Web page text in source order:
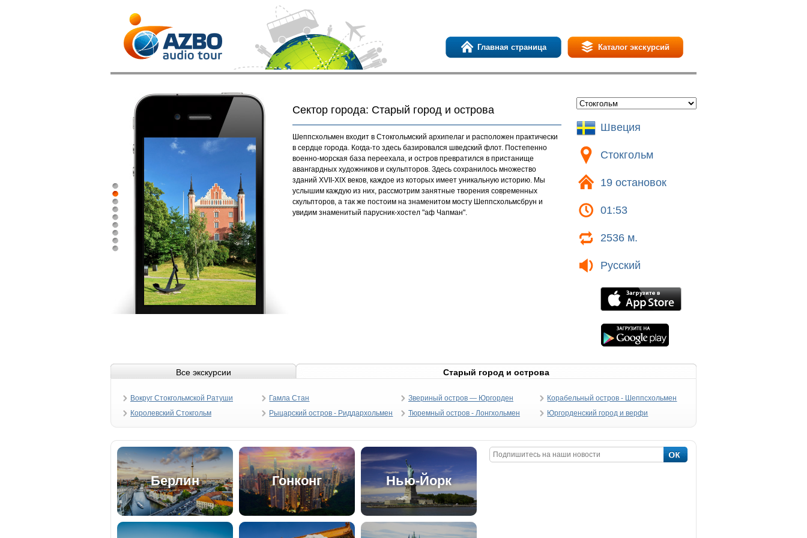
Главная страница Каталог экскурсий
Сектор города: Старый город и острова
Шеппсхольмен входит в Стокгольмский архипелаг и расположен практически
в сердце города. Когда-то здесь базировался шведский флот. Постепенно
военно-морская база переехала, и остров превратился в пристанище
авангардных художников и скульпторов. Здесь сохранилось множество
зданий XVII-XIX веков, каждое из которых имеет уникальную историю. Мы
услышим каждую из них, рассмотрим занятные творения современных
скульпторов, а так же постоим на знаменитом мосту Шеппсхольмсбрун и
увидим знаменитый парусник-хостел "аф Чапман".
Швеция
Стокгольм
19 остановок
01:53
2536 м.
Русский
Все экскурсии Старый город и острова
Вокруг Стокгольмской Ратуши Гамла Стан Звериный остров — Юргорден
Корабельный остров - Шеппсхольмен
Королевский Стокгольм
Рыцарский остров - Риддархольмен Тюремный остров - Лонгхольмен Юргорденский город и верфи
Берлин Гонконг Нью-Йорк